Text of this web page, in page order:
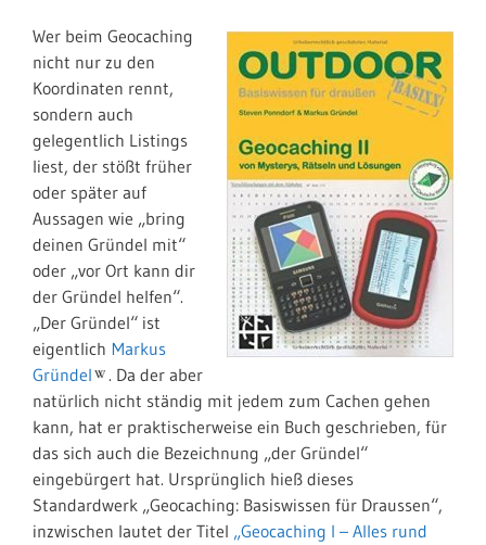
Wer beim Geocaching
nicht nur zu den
Koordinaten rennt,
sondern auch
gelegentlich Listings
liest, der stößt früher
oder später auf
Aussagen wie „bring
deinen Gründel mit“
oder „vor Ort kann dir
der Gründel helfen“.
„Der Gründel“ ist
eigentlich Markus
Gründel
. Da der aber
natürlich nicht ständig mit jedem zum Cachen gehen
kann, hat er praktischerweise ein Buch geschrieben, für
das sich auch die Bezeichnung „der Gründel“
eingebürgert hat. Ursprünglich hieß dieses
Standardwerk „Geocaching: Basiswissen für Draussen“,
inzwischen lautet der Titel „Geocaching I – Alles rund